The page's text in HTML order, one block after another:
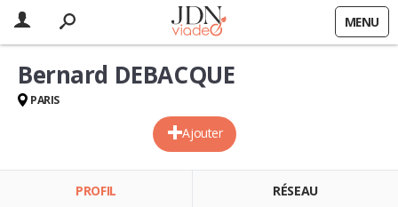
MENU
Ajouter
Bernard DEBACQUE
PARIS
PROFIL RÉSEAU